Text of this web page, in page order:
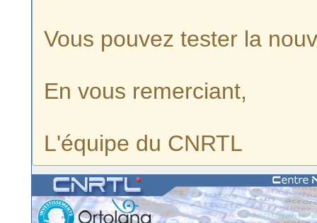
Vous pouvez tester la
En vous remerciant,
L'équipe du CNRTL